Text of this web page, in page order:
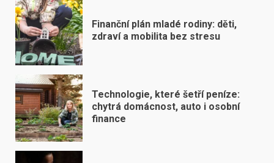
Finanční plán mladé rodiny: děti,
zdraví a mobilita bez stresu
Technologie, které šetří peníze:
chytrá domácnost, auto i osobní
finance